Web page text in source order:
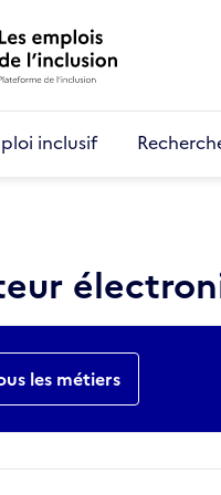
inclusif
les métiers